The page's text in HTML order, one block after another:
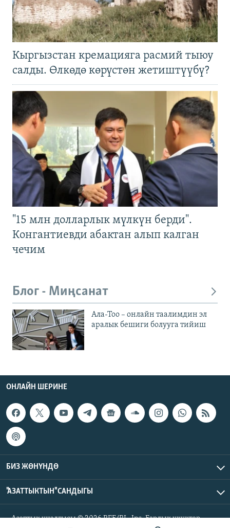
Кыргызстан кремацияга расмий тыюу
салды. Өлкөдө көрүстөн жетиштүүбү?
"15 млн долларлык мүлкүн берди".
Конгантиевди абактан алып калган
чечим
Блог - Миңсанат
Ала-Тоо – онлайн таалимдин эл
аралык бешиги болууга тийиш
ОНЛАЙН ШЕРИНЕ
БИЗ ЖӨНҮНДӨ
"АЗАТТЫКТЫН" САНДЫГЫ
Азаттык үналгысы © 2026 RFE/RL, Inc. Бардык укуктар